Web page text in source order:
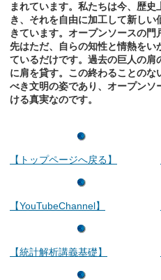
まれています。私たちは今、歴
き、それを自由に加工して新し
きています。オープンソースの
先はただ、自らの知性と情熱をい
ているだけです。過去の巨人の
に肩を貸す。この終わることの
べき文明の姿であり、オープン
ける真実なのです。
【トップページへ戻る】
【YouTubeChannel】
【統計解析講義基礎】